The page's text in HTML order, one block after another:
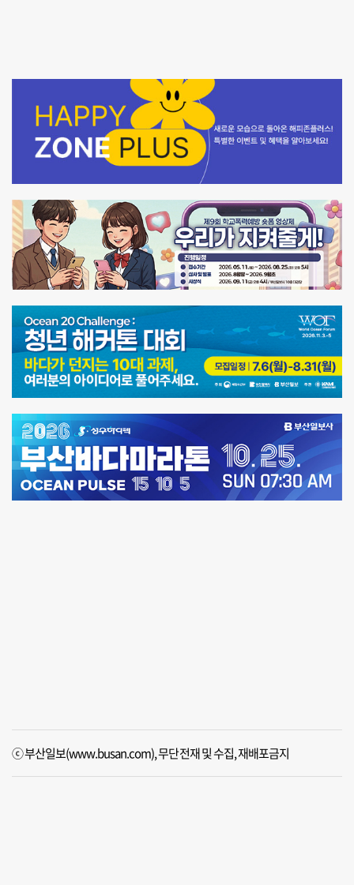
ⓒ 부산일보(www.busan.com), 무단전재 및 수집, 재배포금지